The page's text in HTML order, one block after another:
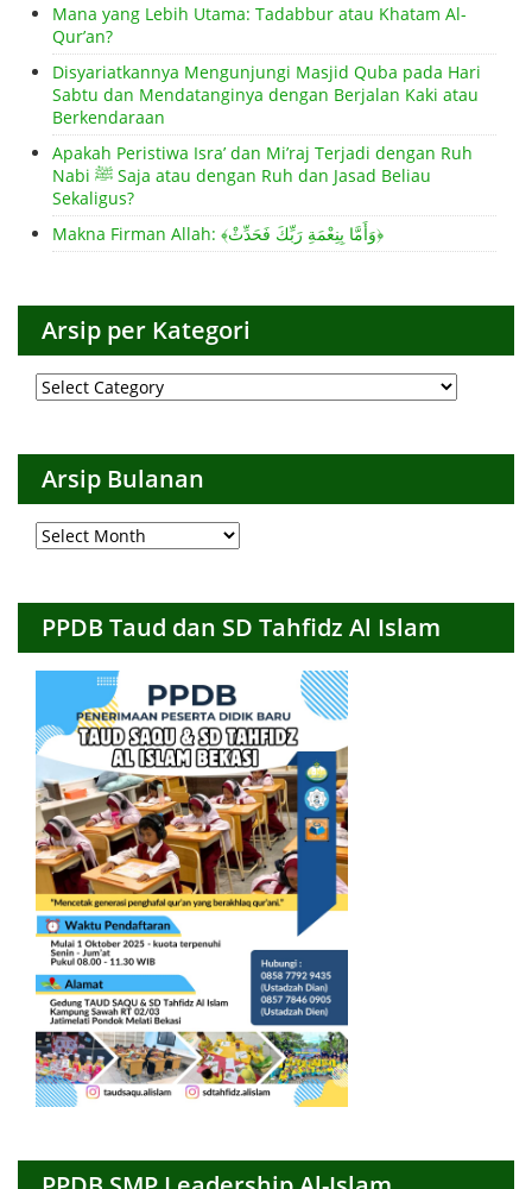
Mana yang Lebih Utama: Tadabbur atau Khatam Al-
Qur’an?
Disyariatkannya Mengunjungi Masjid Quba pada Hari
Sabtu dan Mendatanginya dengan Berjalan Kaki atau
Berkendaraan
Apakah Peristiwa Isra’ dan Mi’raj Terjadi dengan Ruh
Nabi ﷺ Saja atau dengan Ruh dan Jasad Beliau
Sekaligus?
Makna Firman Allah: ﴾وَأَمَّا بِنِعْمَةِ رَبِّكَ فَحَدِّثْ﴿
Arsip per Kategori
Arsip
per
Arsip Bulanan
Arsip
Bulanan
PPDB Taud dan SD Tahfidz Al Islam